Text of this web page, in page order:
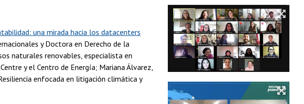
una mirada hacia los datacenters
y Doctora en Derecho de la
naturales renovables, especialista en
y el Centro de Energía; Mariana Álvarez,
enfocada en litigación climática y